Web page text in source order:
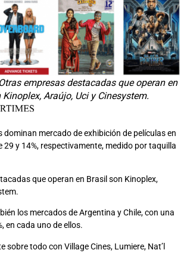
empresas destacadas que operan en
Araújo, Uci y Cinesystem.
dominan mercado de exhibición de películas en
29 y 14%, respectivamente, medido por taquilla
que operan en Brasil son Kinoplex,
los mercados de Argentina y Chile, con una
en cada uno de ellos.
sobre todo con Village Cines, Lumiere, Nat’l